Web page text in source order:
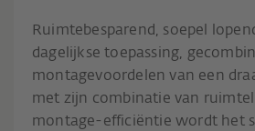
Ruimtebesparend, soepel
dagelijkse toepassing,
montagevoordelen van een
met zijn combinatie van
montage-efficiëntie wordt het